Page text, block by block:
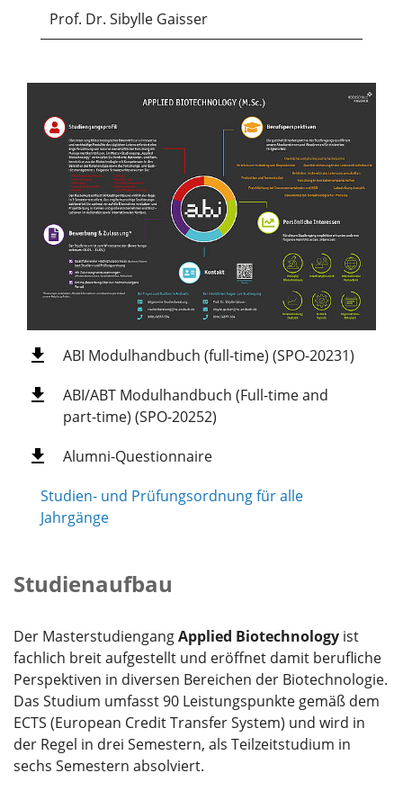
Prof. Dr. Sibylle Gaisser
ABI Modulhandbuch (full-time) (SPO-20231)
ABI/ABT Modulhandbuch (Full-time and
part-time) (SPO-20252)
Alumni-Questionnaire
Studien- und Prüfungsordnung für alle
Jahrgänge
Studienaufbau
Der MasterstudiengangApplied Biotechnology ist
fachlich breit aufgestellt und eröffnet damit berufliche
Perspektiven in diversen Bereichen der Biotechnologie.
Das Studium umfasst 90 Leistungspunkte gemäß dem
ECTS (European Credit Transfer System) und wird in
der Regel in drei Semestern, als Teilzeitstudium in
sechs Semestern absolviert.